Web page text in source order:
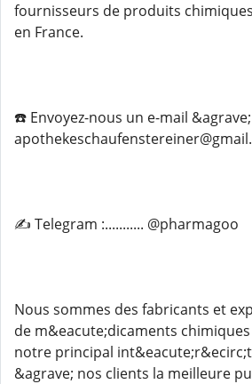
fournisseurs de produits
en France.
☎️ Envoyez-nous un e-mail &agrave;
✍️ Telegram :........... @pharmagoo
Nous sommes des fabricants et
de m&eacute;dicaments
notre principal
&agrave; nos clients la meilleure